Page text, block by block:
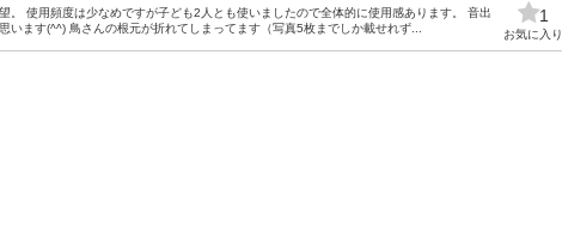
。 使用頻度は少なめですが子ども2人とも使いましたので全体的に使用感あります。 音出
います(^^) 鳥さんの根元が折れてしまってます（写真5枚までしか載せれず...
1
お気に入り